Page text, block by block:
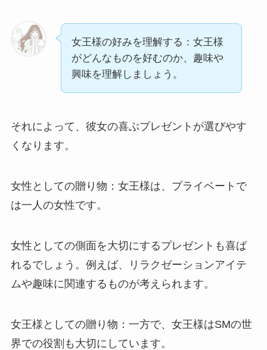
女王様の好みを理解する：女王様
がどんなものを好むのか、趣味や
興味を理解しましょう。
それによって、彼女の喜ぶプレゼントが選びやす
くなります。
女性としての贈り物：女王様は、プライベートで
は一人の女性です。
女性としての側面を大切にするプレゼントも喜ば
れるでしょう。例えば、リラクゼーションアイテ
ムや趣味に関連するものが考えられます。
女王様としての贈り物：一方で、女王様はSMの世
界での役割も大切にしています。